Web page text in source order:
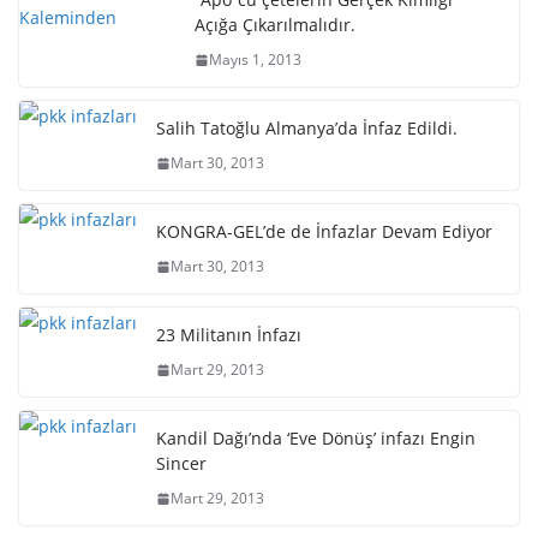
Açığa Çıkarılmalıdır.
Mayıs 1, 2013
Salih Tatoğlu Almanya’da İnfaz Edildi.
Mart 30, 2013
KONGRA-GEL’de de İnfazlar Devam Ediyor
Mart 30, 2013
23 Militanın İnfazı
Mart 29, 2013
Kandil Dağı’nda ‘Eve Dönüş’ infazı Engin
Sincer
Mart 29, 2013